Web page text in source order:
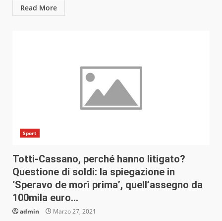
Read More
Sport
Totti-Cassano, perché hanno litigato?
Questione di soldi: la spiegazione in
‘Speravo de morì prima’, quell’assegno da
100mila euro…
admin Marzo 27, 2021